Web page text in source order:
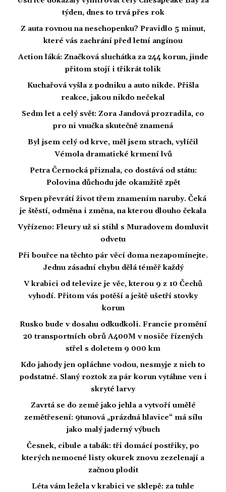
týden, dnes to trvá přes rok
Z auta rovnou na neschopenku? Pravidlo 5 minut,
které vás zachrání před letní angínou
Action láká: Značková sluchátka za 244 korun, jinde
přitom stojí i třikrát tolik
Kuchařová vyšla z podniku a auto nikde. Přišla
reakce, jakou nikdo nečekal
Sedm let a celý svět: Zora Jandová prozradila, co
pro ni vnučka skutečně znamená
Byl jsem celý od krve, měl jsem strach, vylíčil
Vémola dramatické krmení lvů
Petra Černocká přiznala, co dostává od státu:
Polovina důchodu jde okamžitě zpět
Srpen převrátí život třem znamením naruby. Čeká
je štěstí, odměna i změna, na kterou dlouho čekala
Vyřízeno: Fleury už si stihl s Muradovem domluvit
odvetu
Při bouřce na těchto pár věcí doma nezapomínejte.
Jednu zásadní chybu dělá téměř každý
V krabici od televize je věc, kterou 9 z 10 Čechů
vyhodí. Přitom vás potěší a ještě ušetří stovky
korun
Rusko bude v dosahu odkudkoli. Francie promění
20 transportních obrů A400M v nosiče řízených
střel s doletem 9 000 km
Kdo jahody jen opláchne vodou, nesmyje z nich to
podstatné. Slaný roztok za pár korun vytáhne ven i
skryté larvy
Zavrtá se do země jako jehla a vytvoří umělé
zemětřesení: 9tunová „prázdná hlavice“ má sílu
jako malý jaderný výbuch
Česnek, cibule a tabák: tři domácí postřiky, po
kterých nemocné listy okurek znovu zezelenají a
začnou plodit
Léta vám ležela v krabici ve sklepě: za tuhle